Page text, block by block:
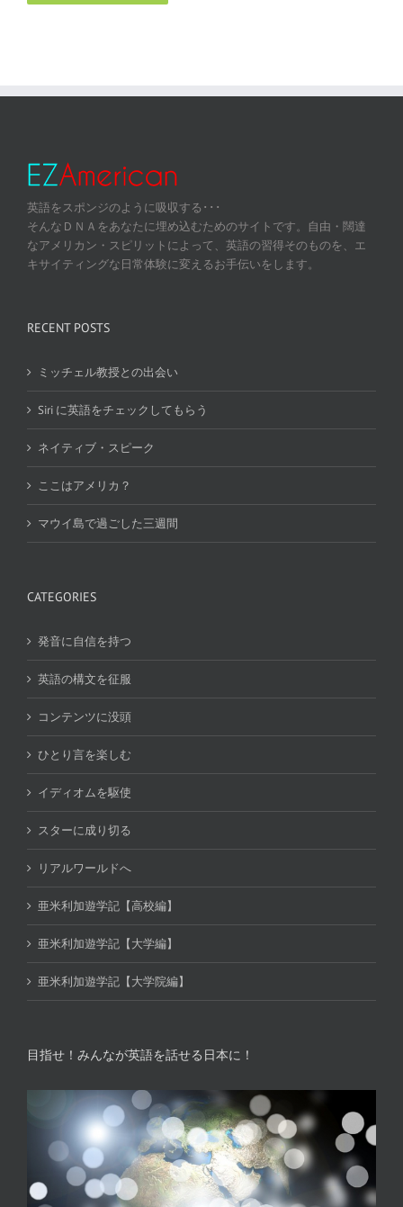
英語をスポンジのように吸収する･･･
そんなＤＮＡをあなたに埋め込むためのサイトです。自由・闊達
なアメリカン・スピリットによって、英語の習得そのものを、エ
キサイティングな日常体験に変えるお手伝いをします。
RECENT POSTS
ミッチェル教授との出会い
Siri に英語をチェックしてもらう
ネイティブ・スピーク
ここはアメリカ？
マウイ島で過ごした三週間
CATEGORIES
発音に自信を持つ
英語の構文を征服
コンテンツに没頭
ひとり言を楽しむ
イディオムを駆使
スターに成り切る
リアルワールドへ
亜米利加遊学記【高校編】
亜米利加遊学記【大学編】
亜米利加遊学記【大学院編】
目指せ！みんなが英語を話せる日本に！